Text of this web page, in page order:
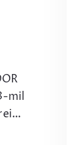
mil